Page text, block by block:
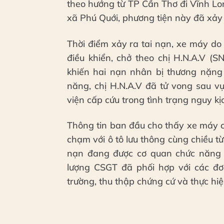
theo hướng từ TP Cần Thơ đi Vĩnh
xã Phú Quới, phương tiện này đã
Thời điểm xảy ra tai nạn, xe máy
điều khiển, chở theo chị H.N.A.V
khiến hai nạn nhân bị thương
năng, chị H.N.A.V đã tử vong sau
viện cấp cứu trong tình trạng nguy
Thông tin ban đầu cho thấy xe máy
chạm với ô tô lưu thông cùng chiều
nạn đang được cơ quan chức
lượng CSGT đã phối hợp với các
trường, thu thập chứng cứ và thực